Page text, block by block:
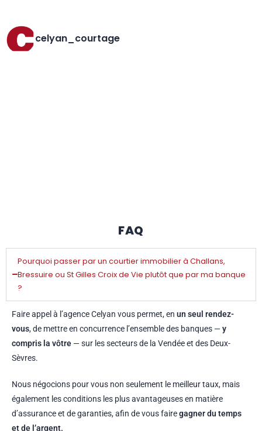
celyan_courtage
FAQ
Pourquoi passer par un courtier immobilier à Challans,
Bressuire ou St Gilles Croix de Vie plutôt que par ma banque
?
Faire appel à l’agence Celyan vous permet, en un seul rendez-
vous, de mettre en concurrence l’ensemble des banques —y
compris la vôtre — sur les secteurs de la Vendée et des Deux-
Sèvres.
Nous négocions pour vous non seulement le meilleur taux, mais
également les conditions les plus avantageuses en matière
d’assurance et de garanties, afin de vous fairegagner du temps
et de l’argent.